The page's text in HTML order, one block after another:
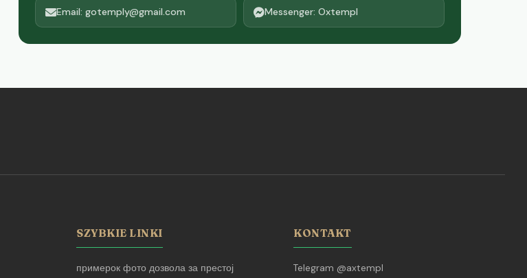
Email: gotemply@gmail.com Messenger: Oxtempl
SZYBKIE LINKI
примерок фото дозвола за престој
KONTAKT
Telegram @axtempl